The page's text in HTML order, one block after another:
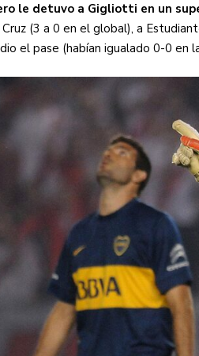
le detuvo a Gigliotti en un
(3 a 0 en el global), a
el pase (habían igualado 0-0 en